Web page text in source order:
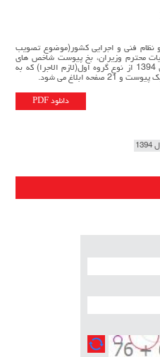
و بودجه و نظام فنی و اجرایی کشور(موضوع تصویب
شماره 42339 مورخ 1385/04/20 هیات محترم وزیران، بخ پیوست شاخص های
قطعی دوره های 3 ماهه سوم و چهارم سال 1394 از نوع گروه اول(لازم الاجرا) که به
ابلاغ می شود.
دانلود PDF